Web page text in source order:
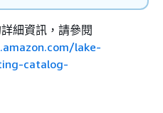
細資訊，請參閱
lake-
catalog-